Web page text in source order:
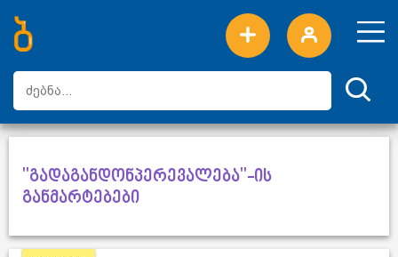
ახალი სიტყვები
ტოპ სიტყვები
დღის ტოპ სიტყვები
ტოპ მომხმარებლები
"გადაგანდონპერევალება"-ის
განმარტებები